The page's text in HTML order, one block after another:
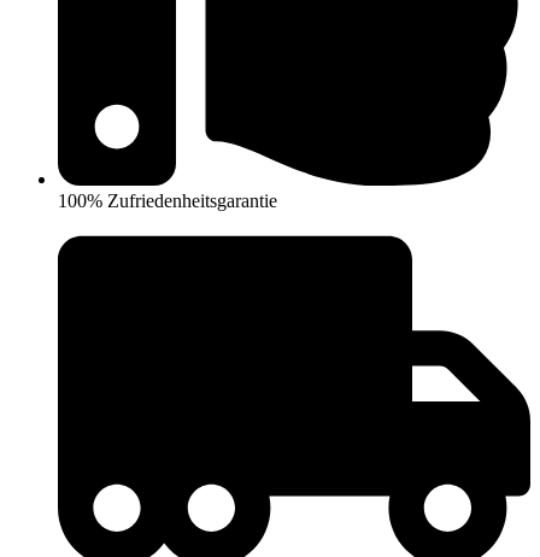
100% Zufriedenheitsgarantie